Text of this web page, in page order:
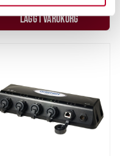
medier och
samarbetar med.
med annan
LÄGG I VARUKORG